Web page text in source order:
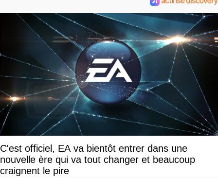
C'est officiel, EA va bientôt entrer dans une
nouvelle ère qui va tout changer et beaucoup
craignent le pire